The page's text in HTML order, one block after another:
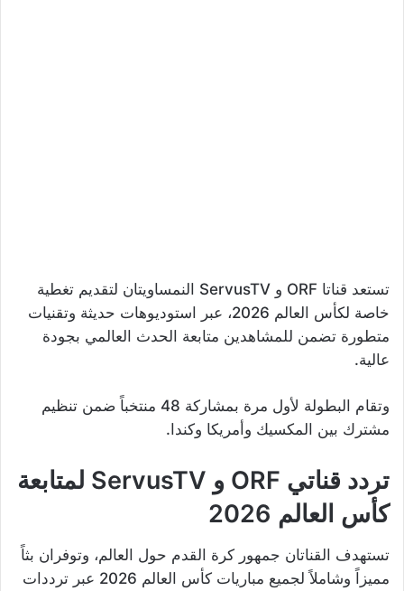
تستعد قناتا ORF و ServusTV النمساويتان لتقديم تغطية
خاصة لكأس العالم 2026، عبر استوديوهات حديثة وتقنيات
متطورة تضمن للمشاهدين متابعة الحدث العالمي بجودة
عالية.
وتقام البطولة لأول مرة بمشاركة 48 منتخباً ضمن تنظيم
مشترك بين المكسيك وأمريكا وكندا.
تردد قناتي ORF و ServusTV لمتابعة
كأس العالم 2026
تستهدف القناتان جمهور كرة القدم حول العالم، وتوفران بثاً
مميزاً وشاملاً لجميع مباريات كأس العالم 2026 عبر ترددات